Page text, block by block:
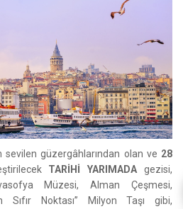
sevilen güzergâhlarından olan ve 28
TARİHİ YARIMADAgezisi,
Müzesi, Alman Çeşmesi,
Sıfır Noktası” Milyon Taşı gibi,